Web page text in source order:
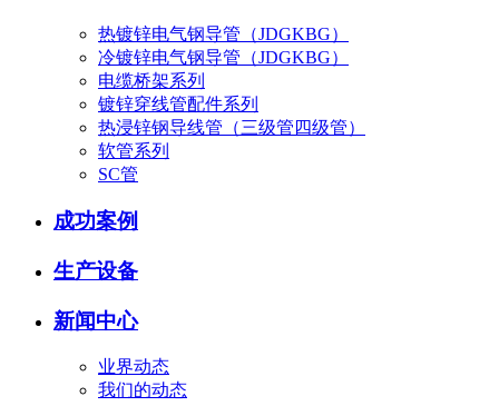
热镀锌电气钢导管（JDGKBG）
冷镀锌电气钢导管（JDGKBG）
电缆桥架系列
镀锌穿线管配件系列
热浸锌钢导线管（三级管四级管）
软管系列
SC管
成功案例
生产设备
新闻中心
业界动态
我们的动态